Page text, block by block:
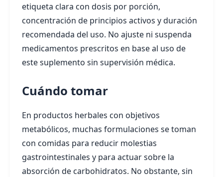
etiqueta clara con dosis por porción,
concentración de principios activos y duración
recomendada del uso. No ajuste ni suspenda
medicamentos prescritos en base al uso de
este suplemento sin supervisión médica.
Cuándo tomar
En productos herbales con objetivos
metabólicos, muchas formulaciones se toman
con comidas para reducir molestias
gastrointestinales y para actuar sobre la
absorción de carbohidratos. No obstante, sin